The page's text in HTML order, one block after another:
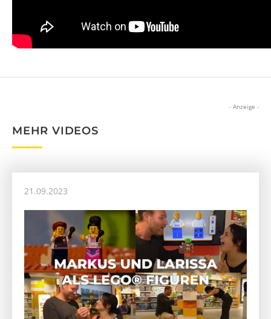
- Anzeige -
MEHR VIDEOS
21.09.2023